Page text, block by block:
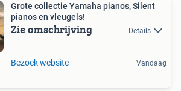
Grote collectie Yamaha pianos, Silent
pianos en vleugels!
Zie omschrijving Details
Bezoek website Vandaag